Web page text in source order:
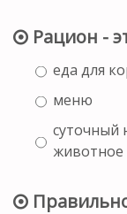
Рацион -
еда для
меню
суточный
животное